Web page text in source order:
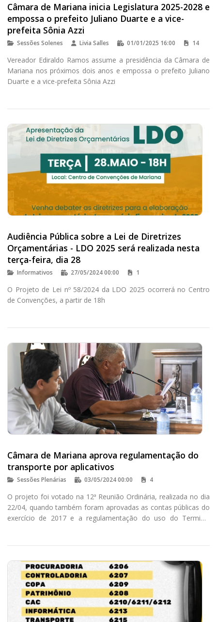
Câmara de Mariana inicia Legislatura 2025-2028 e
empossa o prefeito Juliano Duarte e a vice-
prefeita Sônia Azzi
Sessões Solenes Livia Salles 01/01/2025 16:00 14
Vereador Ediraldo Ramos assume a presidência da Câmara de
Mariana nos próximos dois anos e empossa o prefeito Juliano
Duarte e a vice-prefeita Sônia Azzi
Audiência Pública sobre a Lei de Diretrizes
Orçamentárias - LDO 2025 será realizada nesta
terça-feira, dia 28
Informativos 27/05/2024 00:00 1
O Projeto de Lei nº 58/2024 da LDO 2025 ocorrerá no Centro
de Convenções, a partir de 18h
Câmara de Mariana aprova regulamentação do
transporte por aplicativos
Sessões Plenárias 03/05/2024 00:00 4
O projeto foi votado na 12ª Reunião Ordinária, realizada no dia
22/04, quando também foram aprovadas as contas públicas do
exercício de 2017 e a regulamentação do uso do Terminal